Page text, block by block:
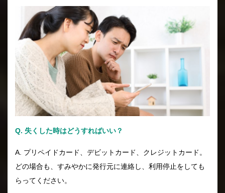
Q. 失くした時はどうすればいい？
A. プリペイドカード、デビットカード、クレジットカード。
どの場合も、すみやかに発行元に連絡し、利用停止をしても
らってください。